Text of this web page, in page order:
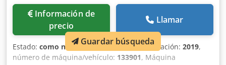
Información de
precio
Llamar
Estado: como nuevo (usado), Año de fabricación: 2019,
número de máquina/vehículo: 133901, Máquina
Guardar búsqueda